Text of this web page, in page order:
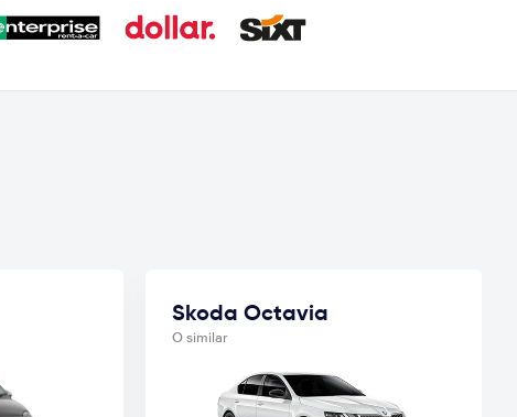
Skoda Octavia
O similar